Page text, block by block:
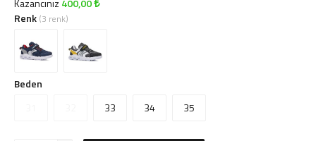
Kazancınız 400,00
Renk (3 renk)
Beden
33 34 35